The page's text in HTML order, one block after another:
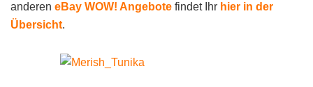
anderen eBay WOW! Angebote findet Ihr hier in der
Übersicht.